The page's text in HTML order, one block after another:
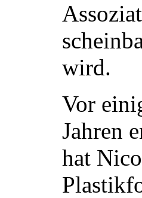
wird.
Vor
Jahren
hat